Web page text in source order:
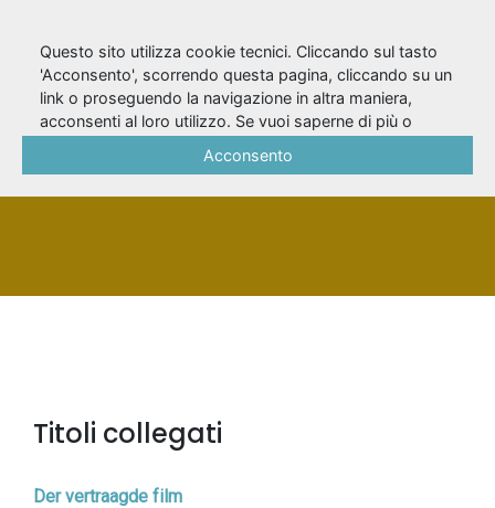
Teirlinck, Herman
PERSONA
Titoli collegati
Der vertraagde film
Questo sito utilizza cookie tecnici. Cliccando sul tasto
'Acconsento', scorrendo questa pagina, cliccando su un
link o proseguendo la navigazione in altra maniera,
acconsenti al loro utilizzo. Se vuoi saperne di più o
Acconsento